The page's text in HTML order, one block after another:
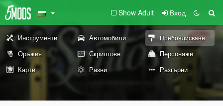
Show Adult Вход
Инструменти Автомобили Пребоядисване
Оръжия Скриптове
Персонажи
Карти
Разни Разгърни